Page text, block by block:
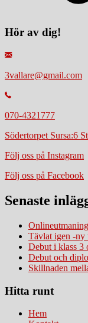
Hör av dig!
3vallare@gmail.com
070-4321777
Södertorpet Sursa:6
Följ oss på Instagram
Följ oss på Facebook
Senaste
Tävlat igen -
Debut i klass 3
Debut och
Skillnaden
Hitta runt
Hem